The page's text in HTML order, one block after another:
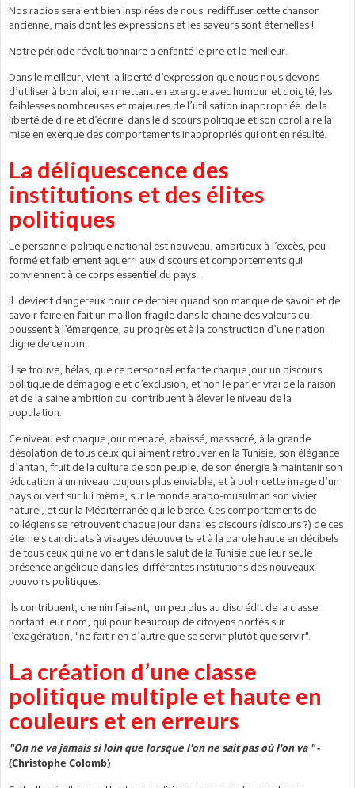
Nos radios seraient bien inspirées de nous rediffuser cette chanson
ancienne, mais dont les expressions et les saveurs sont éternelles !
Notre période révolutionnaire a enfanté le pire et le meilleur.
Dans le meilleur, vient la liberté d’expression que nous nous devons
d’utiliser à bon aloi, en mettant en exergue avec humour et doigté, les
faiblesses nombreuses et majeures de l’utilisation inappropriée de la
liberté de dire et d’écrire dans le discours politique et son corollaire la
mise en exergue des comportements inappropriés qui ont en résulté.
La déliquescence des
institutions et des élites
politiques
Le personnel politique national est nouveau, ambitieux à l’excès, peu
formé et faiblement aguerri aux discours et comportements qui
conviennent à ce corps essentiel du pays.
Il devient dangereux pour ce dernier quand son manque de savoir et de
savoir faire en fait un maillon fragile dans la chaine des valeurs qui
poussent à l’émergence, au progrès et à la construction d’une nation
digne de ce nom.
Il se trouve, hélas, que ce personnel enfante chaque jour un discours
politique de démagogie et d’exclusion, et non le parler vrai de la raison
et de la saine ambition qui contribuent à élever le niveau de la
population.
Ce niveau est chaque jour menacé, abaissé, massacré, à la grande
désolation de tous ceux qui aiment retrouver en la Tunisie, son élégance
d’antan, fruit de la culture de son peuple, de son énergie à maintenir son
éducation à un niveau toujours plus enviable, et à polir cette image d’un
pays ouvert sur lui même, sur le monde arabo-musulman son vivier
naturel, et sur la Méditerranée qui le berce. Ces comportements de
collégiens se retrouvent chaque jour dans les discours (discours ?) de ces
éternels candidats à visages découverts et à la parole haute en décibels
de tous ceux qui ne voient dans le salut de la Tunisie que leur seule
présence angélique dans les différentes institutions des nouveaux
pouvoirs politiques.
Ils contribuent, chemin faisant, un peu plus au discrédit de la classe
portant leur nom, qui pour beaucoup de citoyens portés sur
l’exagération, "ne fait rien d’autre que se servir plutôt que servir".
La création d’une classe
politique multiple et haute en
couleurs et en erreurs
"On ne va jamais si loin que lorsque l'on ne sait pas où l'on va "-
(Christophe Colomb)